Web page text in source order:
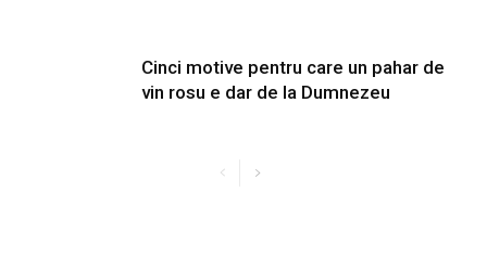
Cinci motive pentru care un pahar de
vin rosu e dar de la Dumnezeu